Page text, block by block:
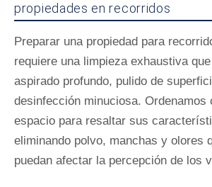
propiedades en recorridos
Preparar una propiedad para
requiere una limpieza exhaustiva
aspirado profundo, pulido de
desinfección minuciosa. Ordenamos
espacio para resaltar sus
eliminando polvo, manchas y olores
puedan afectar la percepción de los